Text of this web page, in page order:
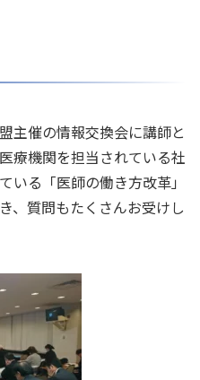
主催の情報交換会に講師と
療機関を担当されている社
いる「医師の働き方改革」
、質問もたくさんお受けし